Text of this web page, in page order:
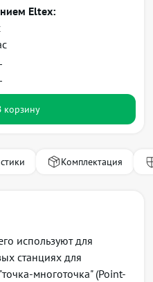
Eltex:
корзину
Комплектация
используют для
станциях для
многоточка" (Point-